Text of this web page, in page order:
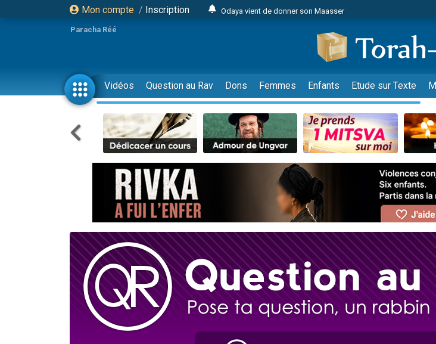
Mon compte / Inscription
Odaya vient de donner son Maasser
3 personnes viennent de faire un don pour Diane, 80 ans,
2 personnes viennent de nous rejoindre sur WhatsApp
13 personnes viennent de demander une bénédiction
12 nouvelles musiques dans Torah-Box Music
30 personnes viennent de faire un don pour Sauvez la
Il reste 49 places pour étudier en groupe sur Zoom
3 personnes viennent de nous rejoindre sur WhatsApp
2 personnes viennent de nous rejoindre sur WhatsApp
3 personnes viennent de nous rejoindre sur WhatsApp
2 nouvelles musiques dans Torah-Box Music
8 personnes viennent de faire un don pour Tsédaka :
Nouvelle émission radio : Visions de grandeur n°104 : Le
61 personnes viennent de demander une bénédiction
Ariel vient de donner son Maasser
Nathaniel vient de donner son Maasser
6 personnes viennent de faire un don pour 5 enfants déjà
Paracha Réé
Vidéos Question au Rav Dons Femmes Enfants Etude sur Texte